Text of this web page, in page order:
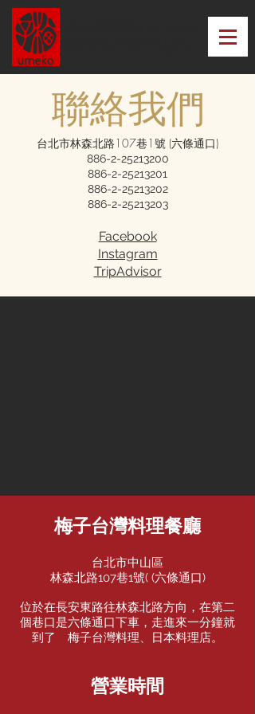
聯絡我們
台北市林森北路107巷1號 (六條通口)
886-2-25213200
886-2-25213201
886-2-25213202
886-2-25213203
Facebook
Instagram
TripAdvisor
梅子台灣料理餐廳
台北市中山區
林森北路107巷1號( (六條通口)
位於在長安東路往林森北路方向，在第二
個巷口是六條通口下車，走進來一分鐘就
到了 梅子台灣料理、日本料理店。
營業時間